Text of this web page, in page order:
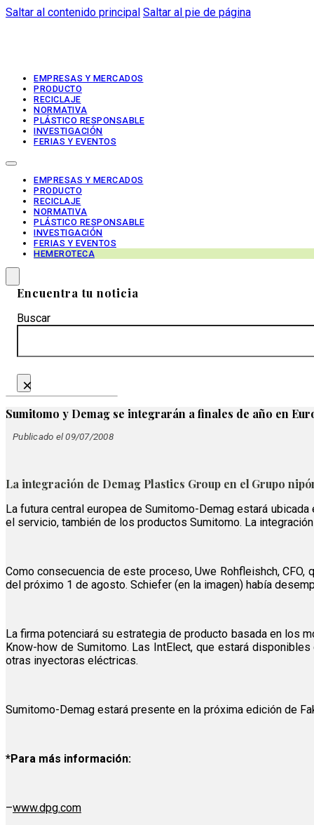
Saltar al contenido principal Saltar al pie de página
EMPRESAS Y MERCADOS
PRODUCTO
RECICLAJE
NORMATIVA
PLÁSTICO RESPONSABLE
INVESTIGACIÓN
FERIAS Y EVENTOS
EMPRESAS Y MERCADOS
PRODUCTO
RECICLAJE
NORMATIVA
PLÁSTICO RESPONSABLE
INVESTIGACIÓN
FERIAS Y EVENTOS
HEMEROTECA
Encuentra tu noticia
Buscar
×
Sumitomo y Demag se integrarán a finales de año en
Publicado el 09/07/2008
La integración de Demag Plastics Group en el Grupo
La futura central europea de Sumitomo-Demag estará
el servicio, también de los productos Sumitomo. La
Como consecuencia de este proceso, Uwe Rohfleishch,
del próximo 1 de agosto. Schiefer (en la imagen) había
La firma potenciará su estrategia de producto basada en los
Know-how de Sumitomo. Las IntElect, que estará
otras inyectoras eléctricas.
Sumitomo-Demag estará presente en la próxima edición de
*Para más información:
–www.dpg.com